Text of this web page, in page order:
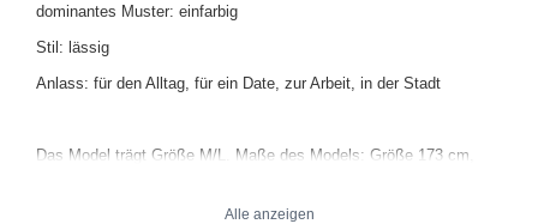
dominantes Muster: einfarbig
Stil: lässig
Anlass: für den Alltag, für ein Date, zur Arbeit, in der Stadt
Das Model trägt Größe M/L. Maße des Models: Größe 173 cm,
Alle anzeigen